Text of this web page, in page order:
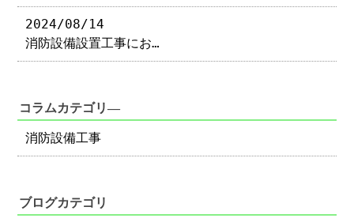
2024/08/14
消防設備設置工事にお…
コラムカテゴリ―
消防設備工事
ブログカテゴリ